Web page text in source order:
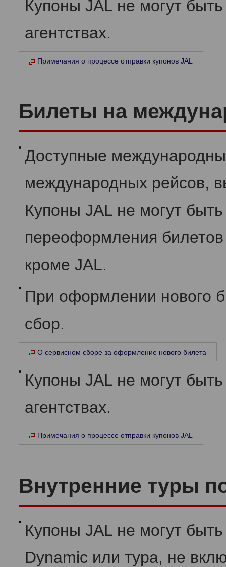
Купоны JAL не могут
агентствах.
Примечания о процессе отправки купонов JAL
Билеты на
Доступные
международных рейсов,
Купоны JAL не могут
переоформления
кроме JAL.
При оформлении нового
сбор.
О сервисном сборе за оформление нового билета
Купоны JAL не могут
агентствах.
Примечания о процессе отправки купонов JAL
Внутренние туры
Купоны JAL не могут
Dynamic или тура, не